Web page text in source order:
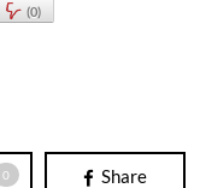
(0)
0 Share